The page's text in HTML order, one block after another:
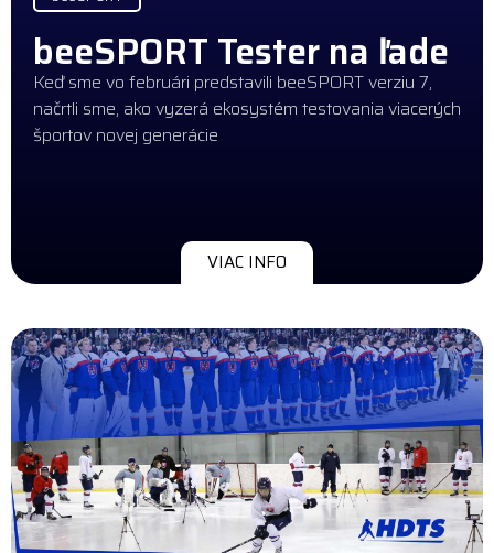
beeSPORT Tester na ľade
Keď sme vo februári predstavili beeSPORT verziu 7,
načrtli sme, ako vyzerá ekosystém testovania viacerých
športov novej generácie
VIAC INFO